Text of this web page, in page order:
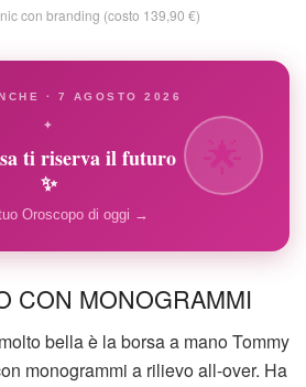
con branding (costo 139,90 €)
· 7 AGOSTO 2026
✦
ti riserva il futuro
✨
tuo Oroscopo di oggi →
CON MONOGRAMMI
bella è la borsa a mano Tommy
monogrammi a rilievo all-over. Ha